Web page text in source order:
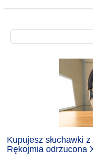
Kupujesz słuchawki
Rękojmia odrzucona